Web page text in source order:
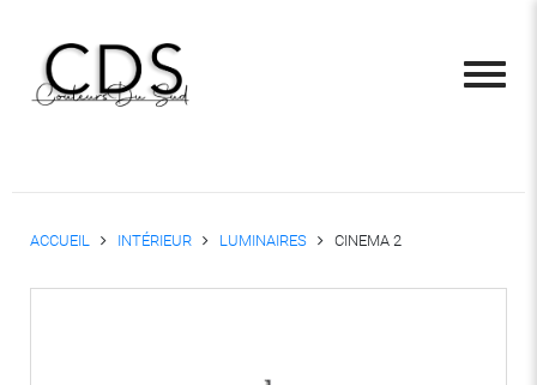
ACCUEIL INTÉRIEUR LUMINAIRES CINEMA 2